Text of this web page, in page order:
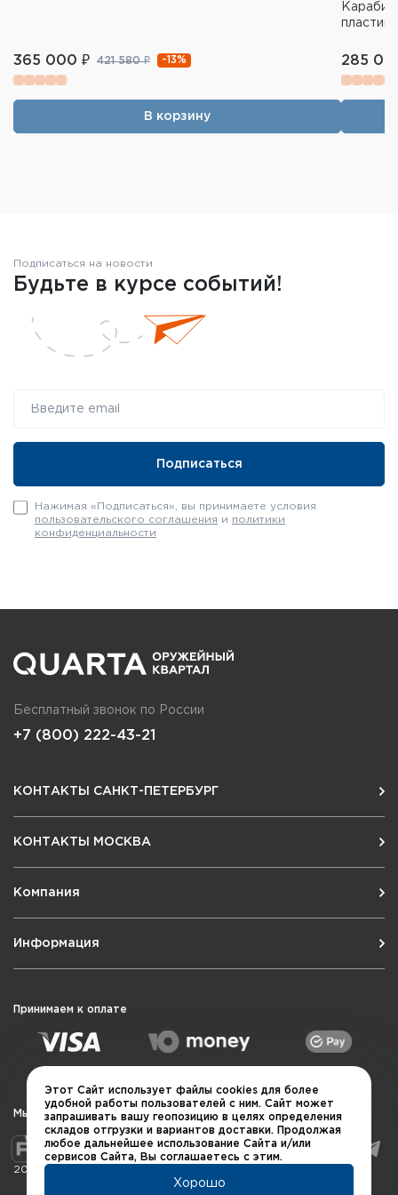
365 000 ₽ 421 580 ₽ -13%
В корзину
пластик
285
Подписаться на новости
Будьте в курсе событий!
Нажимая «Подписаться», вы принимаете условия
пользовательского соглашения и политики
конфиденциальности
Бесплатный звонок по России
+7 (800) 222-43-21
КОНТАКТЫ САНКТ-ПЕТЕРБУРГ
КОНТАКТЫ МОСКВА
Компания
Информация
Принимаем к оплате
Мы в социальных сетях
2026 © QUARTA "Оружейный квартал"
Этот Сайт использует файлы cookies для более
удобной работы пользователей с ним. Сайт может
запрашивать вашу геопозицию в целях определения
складов отгрузки и вариантов доставки. Продолжая
любое дальнейшее использование Сайта и/или
сервисов Сайта, Вы соглашаетесь с этим.
Хорошо